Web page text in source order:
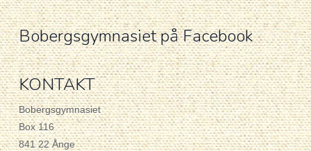
Bobergsgymnasiet på Facebook
KONTAKT
Bobergsgymnasiet
Box 116
841 22 Ånge